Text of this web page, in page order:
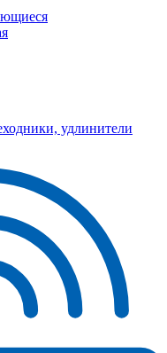
удлинители